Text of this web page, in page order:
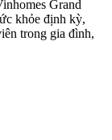
Grand
khỏe định kỳ,
trong gia đình,